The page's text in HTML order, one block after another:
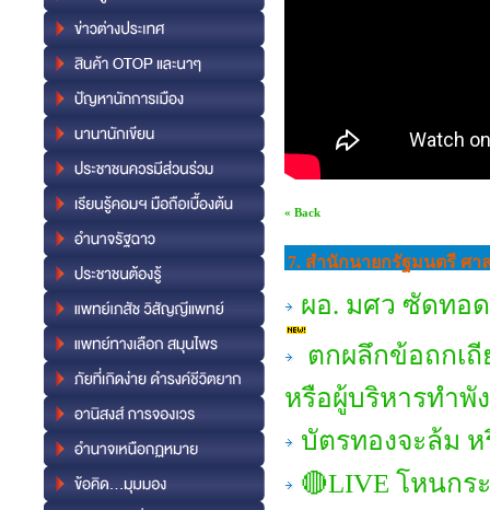
« Back
7. สำนักนายกรัฐมนตรี ศา
ผอ. มศว ซัดทอ
ตกผลึกข้อถกเถี
หรือผู้บริหารทำพั
บัตรทองจะล้ม
🔴LIVE โหนกร